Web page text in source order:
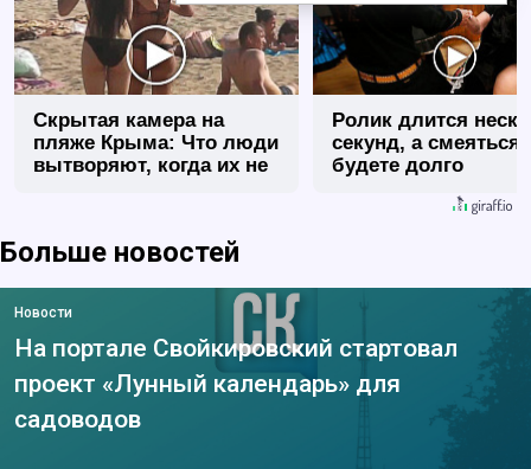
Скрытая камера на
пляже Крыма: Что люди
вытворяют, когда их не
Ролик длится
секунд, а смеяться
будете долго
Больше новостей
Новости
На портале Свойкировский стартовал
проект «Лунный календарь» для
садоводов